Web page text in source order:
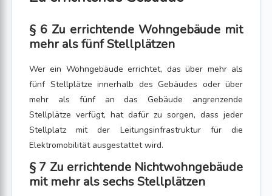
§ 6 Zu errichtende Wohngebäude mit
mehr als fünf Stellplätzen
Wer ein Wohngebäude errichtet, das über mehr als
fünf Stellplätze innerhalb des Gebäudes oder über
mehr als fünf an das Gebäude angrenzende
Stellplätze verfügt, hat dafür zu sorgen, dass jeder
Stellplatz mit der Leitungsinfrastruktur für die
Elektromobilität ausgestattet wird.
§ 7 Zu errichtende Nichtwohngebäude
mit mehr als sechs Stellplätzen